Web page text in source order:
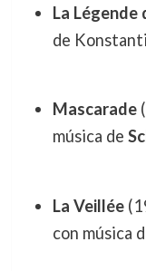
La Légende
de
Mascarade
música de
La Veillée
con música